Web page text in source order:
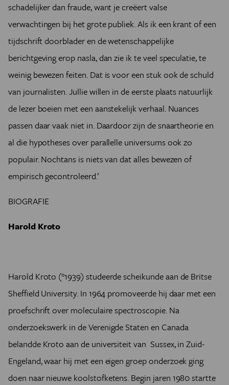
schadelijker dan fraude, want je creëert valse
verwachtingen bij het grote publiek. Als ik een krant of een
tijdschrift doorblader en de wetenschappelijke
berichtgeving erop nasla, dan zie ik te veel speculatie, te
weinig bewezen feiten. Dat is voor een stuk ook de schuld
van journalisten. Jullie willen in de eerste plaats natuurlijk
de lezer boeien met een aanstekelijk verhaal. Nuances
passen daar vaak niet in. Daardoor zijn de snaartheorie en
al die hypotheses over parallelle universums ook zo
populair. Nochtans is niets van dat alles bewezen of
empirisch gecontroleerd.’
BIOGRAFIE
Harold Kroto
Harold Kroto (°1939) studeerde scheikunde aan de Britse
Sheffield University. In 1964 promoveerde hij daar met een
proefschrift over moleculaire spectroscopie. Na
onderzoekswerk in de Verenigde Staten en Canada
belandde Kroto aan de universiteit van Sussex, in Zuid-
Engeland, waar hij met een eigen groep onderzoek ging
doen naar nieuwe koolstofketens. Begin jaren 1980 startte